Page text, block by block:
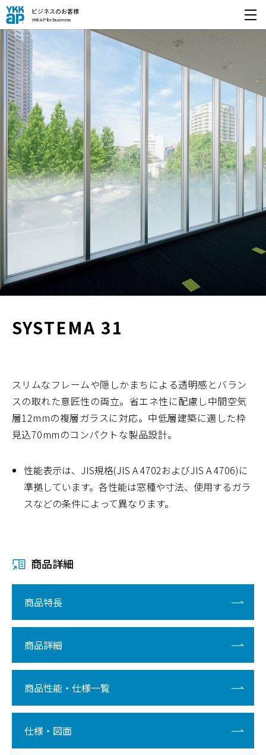
ビジネスのお客様
YKK AP for business 開く
SYSTEMA 31
スリムなフレームや隠しかまちによる透明感とバラン
スの取れた意匠性の両立。省エネ性に配慮し中間空気
層12mmの複層ガラスに対応。中低層建築に適した枠
見込70mmのコンパクトな製品設計。
性能表示は、JIS規格(JIS A 4702およびJIS A 4706)に
準拠しています。各性能は窓種や寸法、使用するガラ
スなどの条件によって異なります。
商品詳細
商品特長
商品詳細
商品性能・仕様一覧
仕様・図面